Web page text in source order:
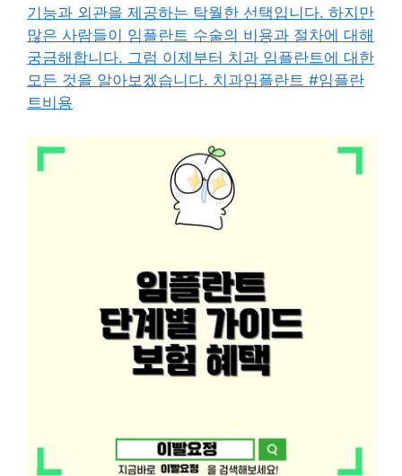
기능과 외관을 제공하는 탁월한 선택입니다. 하지만
많은 사람들이 임플란트 수술의 비용과 절차에 대해
궁금해합니다. 그럼 이제부터 치과 임플란트에 대한
모든 것을 알아보겠습니다. 치과임플란트 #임플란
트비용